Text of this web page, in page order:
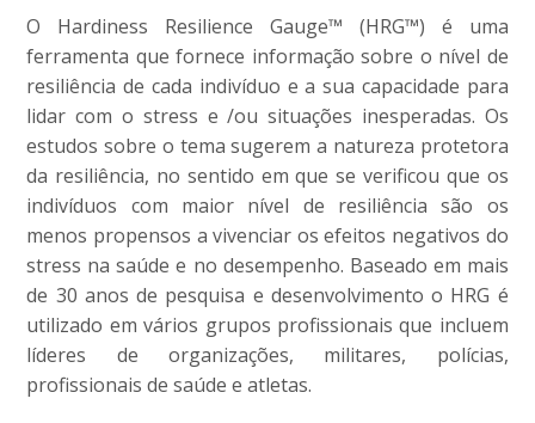
O Hardiness Resilience Gauge™ (HRG™) é uma
ferramenta que fornece informação sobre o nível de
resiliência de cada indivíduo e a sua capacidade para
lidar com o stress e /ou situações inesperadas. Os
estudos sobre o tema sugerem a natureza protetora
da resiliência, no sentido em que se verificou que os
indivíduos com maior nível de resiliência são os
menos propensos a vivenciar os efeitos negativos do
stress na saúde e no desempenho. Baseado em mais
de 30 anos de pesquisa e desenvolvimento o HRG é
utilizado em vários grupos profissionais que incluem
líderes de organizações, militares, polícias,
profissionais de saúde e atletas.